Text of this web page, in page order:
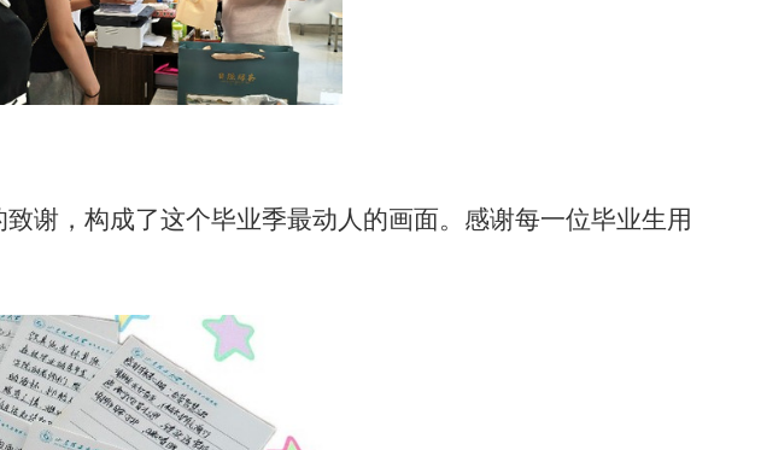
谢，构成了这个毕业季最动人的画面。感谢每一位毕业生用